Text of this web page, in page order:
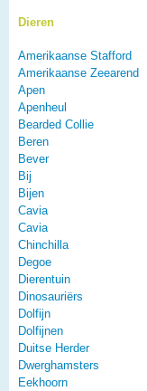
Dieren
Amerikaanse Stafford
Amerikaanse Zeearend
Apen
Apenheul
Bearded Collie
Beren
Bever
Bij
Bijen
Cavia
Cavia
Chinchilla
Degoe
Dierentuin
Dinosauriërs
Dolfijn
Dolfijnen
Duitse Herder
Dwerghamsters
Eekhoorn